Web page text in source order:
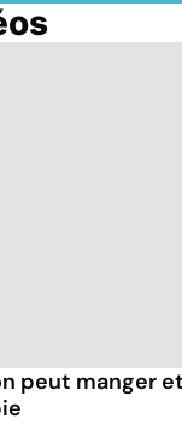
peut manger